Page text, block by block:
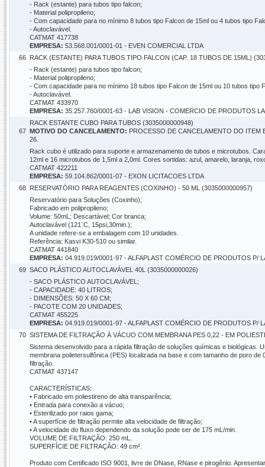
- Rack (estante) para tubos tipo falcon;
- Material polipropileno;
- Com capacidade para no mínimo 8 tubos tipo Falcon de 15ml ou 4 tubos tipo
- Autoclavável.
CATMAT 417738
EMPRESA: 53.568.001/0001-01 - EVEN COMERCIAL LTDA
66 RACK (ESTANTE) PARA TUBOS TIPO FALCON (CAP. 18 TUBOS DE 15ML)
- Rack (estante) para tubos tipo falcon;
- Material polipropileno;
- Com capacidade para no mínimo 18 tubos tipo Falcon de 15ml ou 10 tubos tipo
- Autoclavável.
CATMAT 433970
EMPRESA: 35.257.760/0001-63 - LAB VISION - COMERCIO DE PRODUTOS
67
RACK ESTANTE CUBO PARA TUBOS (3035000000948)
MOTIVO DO CANCELAMENTO: PROCESSO DE CANCELAMENTO DO ITEM
26.
Rack cubo é utilizado para suporte e armazenamento de tubos e microtubos.
12ml e 16 microtubos de 1,5ml a 2,0ml. Cores sortidas: azul, amarelo, laranja,
CATMAT 422211
EMPRESA: 59.104.862/0001-07 - EXON LICITACOES LTDA
68 RESERVATÓRIO PARA REAGENTES (COXINHO) - 50 ML (3035000000957)
Reservatório para Soluções (Coxinho);
Fabricado em polipropileno;
Volume: 50mL; Descartável; Cor branca;
Autoclavável (121¨C, 15psi,30min.);
A unidade refere-se a embalagem com 10 unidades.
Referência: Kasvi K30-510 ou similar.
CATMAT 441840
EMPRESA: 04.919.019/0001-97 - ALFAPLAST COMÉRCIO DE PRODUTOS P/
69 SACO PLÁSTICO AUTOCLAVÁVEL 40L (3035000000026)
- SACO PLÁSTICO AUTOCLAVÁVEL;
- CAPACIDADE: 40 LITROS;
- DIMENSÕES: 50 X 60 CM;
- PACOTE COM 20 UNIDADES;
CATMAT 455225
EMPRESA: 04.919.019/0001-97 - ALFAPLAST COMÉRCIO DE PRODUTOS P/
70 SISTEMA DE FILTRAÇÃO À VÁCUO COM MEMBRANA PES 0,22 - EM
Sistema desenvolvido para a rápida filtração de soluções químicas e biológicas.
membrana polietersulfônica (PES) localizada na base e com tamanho de poro
filtração.
CATMAT 437147
CARACTERÍSTICAS:
• Fabricado em poliestireno de alta transparência;
• Entrada para conexão a vácuo;
• Esterilizado por raios gama;
• A superfície de filtração permite alta velocidade de filtração;
• A velocidade do fluxo dependendo da solução pode ser de 175 mL/min.
VOLUME DE FILTRAÇÃO: 250 mL.
SUPERFÍCIE DE FILTRAÇÃO: 49 cm².
Produto com Certificado ISO 9001, livre de DNase, RNase e pirogênio.